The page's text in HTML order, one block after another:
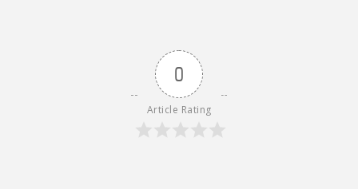
0
Article Rating